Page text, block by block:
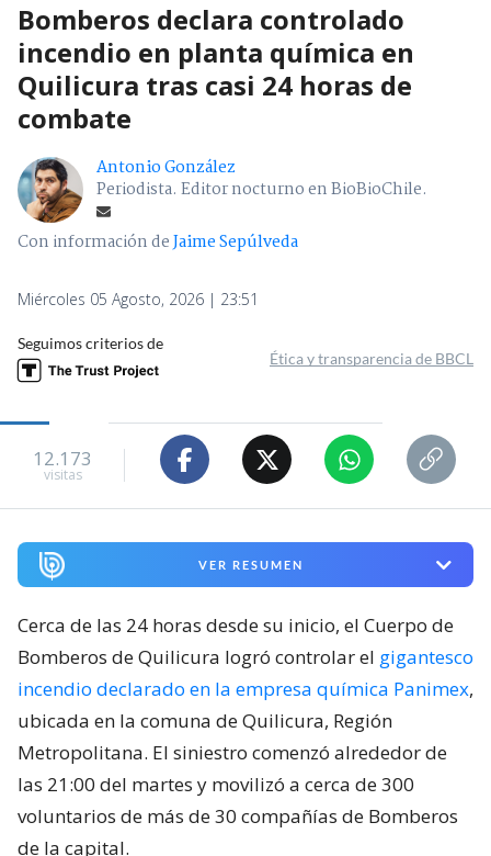
Bomberos declara controlado
incendio en planta química en
Quilicura tras casi 24 horas de
combate
Antonio González
Periodista. Editor nocturno en BioBioChile.
Con información deJaime Sepúlveda
Miércoles 05 Agosto, 2026 | 23:51
Seguimos criterios de
Ética y transparencia de BBCL
12.173
visitas
VER RESUMEN
Cerca de las 24 horas desde su inicio, el Cuerpo de
Bomberos de Quilicura logró controlar el gigantesco
incendio declarado en la empresa química Panimex,
ubicada en la comuna de Quilicura, Región
Metropolitana. El siniestro comenzó alrededor de
las 21:00 del martes y movilizó a cerca de 300
voluntarios de más de 30 compañías de Bomberos
de la capital.